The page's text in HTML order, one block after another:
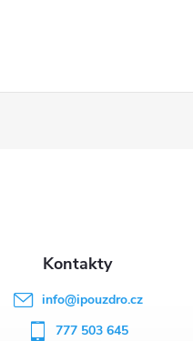
info@ipouzdro.cz
777 503 645